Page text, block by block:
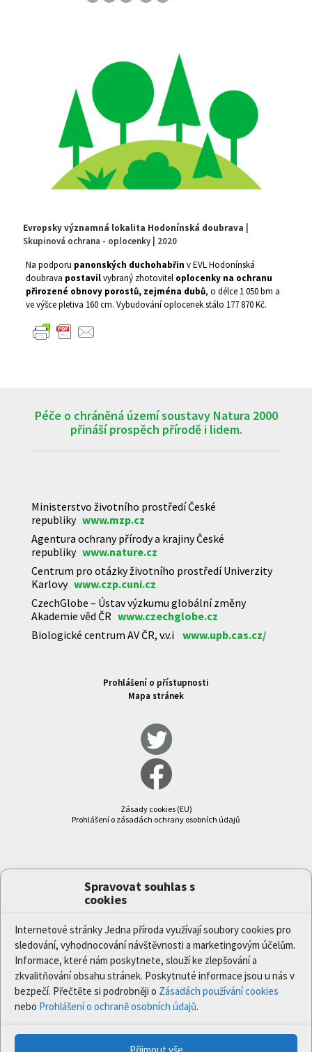
Spravovat souhlas s
cookies
Internetové stránky Jedna příroda využívají soubory cookies pro
sledování, vyhodnocování návštěvnosti a marketingovým účelům.
Informace, které nám poskytnete, slouží ke zlepšování a
zkvalitňování obsahu stránek. Poskytnuté informace jsou u nás v
bezpečí. Přečtěte si podrobněji o Zásadách používání cookies
nebo Prohlášení o ochraně osobních údajů.
Přijmout vše
Evropsky významná lokalita Hodonínská doubrava
Skupinová ochrana - oplocenky | 2020
Na podporu panonských duchohabřin v EVL Hodonínská
doubrava postavilvybraný zhotoviteloplocenky na ochranu
přirozené obnovy porostů, zejména dubů, o délce 1 050 bm a
ve výšce pletiva 160 cm. Vybudování oplocenek stálo 177 870 Kč.
Péče o chráněná území soustavy Natura 2000
přináší prospěch přírodě i lidem.
Ministerstvo životního prostředí České
republiky www.mzp.cz
Agentura ochrany přírody a krajiny České
republiky www.nature.cz
Centrum pro otázky životního prostředí Univerzity
Karlovy www.czp.cuni.cz
CzechGlobe – Ústav výzkumu globální změny
Akademie věd ČR www.czechglobe.cz
Biologické centrum AV ČR, v.v.i www.upb.cas.cz/
Prohlášení o přístupnosti
Mapa stránek
Zásady cookies (EU)
Prohlášení o zásadách ochrany osobních údajů